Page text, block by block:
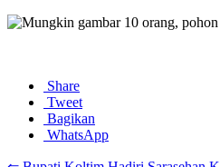
Share
Tweet
Bagikan
WhatsApp